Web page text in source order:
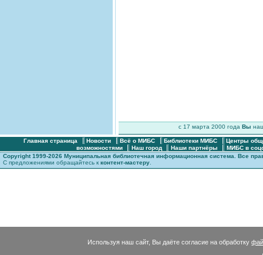
c 17 марта 2000 годаВы
Главная страница Новости Всё о МИБС Библиотеки МИБС
Центры
возможностями
Наш город Наши партнёры
МИБС в
Copyright 1999-2026 Муниципальная библиотечная информационная система. Все
С предложениями обращайтесь к контент-мастеру
Используя наш сайт, Вы даёте согласие на обработку